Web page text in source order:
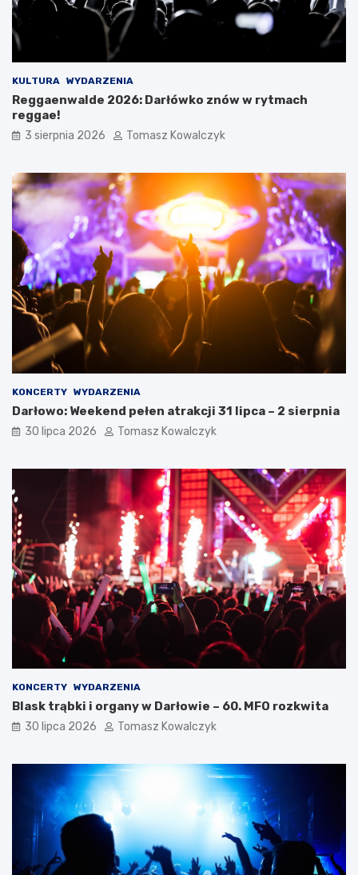
KULTURA WYDARZENIA
Reggaenwalde 2026: Darłówko znów w rytmach
reggae!
3 sierpnia 2026 Tomasz Kowalczyk
KONCERTY WYDARZENIA
Darłowo: Weekend pełen atrakcji 31 lipca – 2 sierpnia
30 lipca 2026 Tomasz Kowalczyk
KONCERTY WYDARZENIA
Blask trąbki i organy w Darłowie – 60. MFO rozkwita
30 lipca 2026 Tomasz Kowalczyk